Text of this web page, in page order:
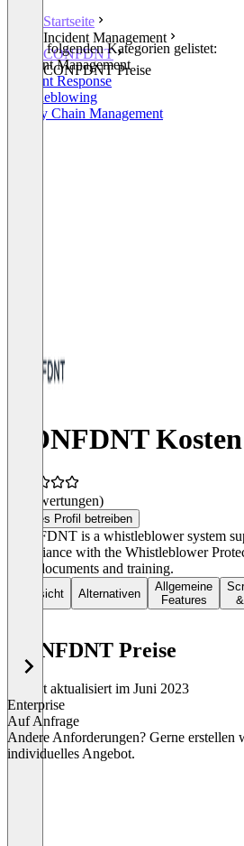
Startseite
Incident Management
CONFDNT
CONFDNT Preise
In den folgenden Kategorien gelistet:
Incident Management
Incident Response
Whistleblowing
Supply Chain Management
CONFDNT Kosten
(0 Bewertungen)
Dieses Profil betreiben
CONFDNT is a whistleblower system
compliance with the Whistleblower
legal documents and training.
Übersicht Alternativen
Allgemeine
Features
CONFDNT Preise
Zuletzt aktualisiert im Juni 2023
Enterprise
Auf Anfrage
Andere Anforderungen? Gerne erstellen
individuelles Angebot.